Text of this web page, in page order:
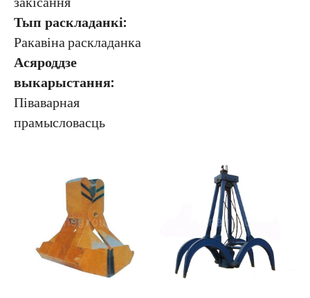
Тып раскладанкі:
Ракавіна раскладанка
Асяроддзе
выкарыстання:
Піваварная
прамысловасць